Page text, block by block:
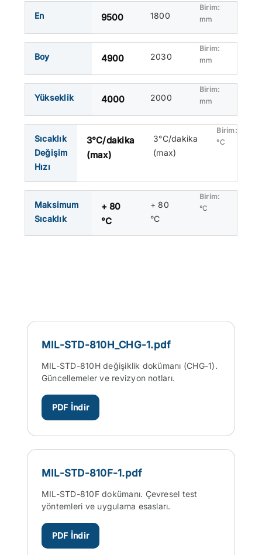
En 9500 1800 mm
Boy 4900 2030 mm
Yükseklik 4000 2000 mm
Sıcaklık
Değişim
Hızı
3°C/dakika
(max)
3°C/dakika
(max)
°C
Maksimum
Sıcaklık
+ 80
°C
+ 80
°C
°C
MIL-STD-810H_CHG-1.pdf
MIL-STD-810H değişiklik dokümanı (CHG-1).
Güncellemeler ve revizyon notları.
PDF İndir
MIL-STD-810F-1.pdf
MIL-STD-810F dokümanı. Çevresel test
yöntemleri ve uygulama esasları.
PDF İndir